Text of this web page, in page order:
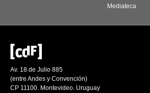
Mediateca
Av. 18 de Julio 885
(entre Andes y Convención)
CP 11100. Montevideo. Uruguay